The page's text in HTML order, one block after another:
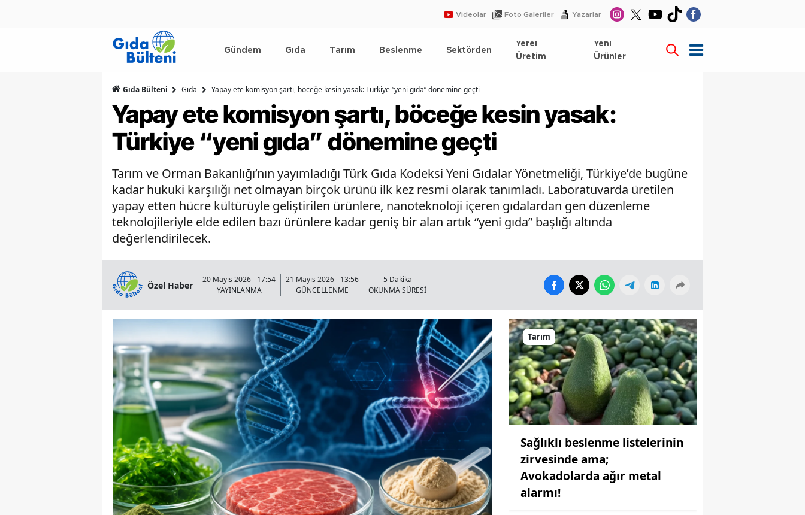
Videolar Foto Galeriler Yazarlar
Gündem Gıda Tarım Beslenme Sektörden
Yerel
Üretim
Yeni
Ürünler
Gıda Bülteni Gıda Yapay ete komisyon şartı, böceğe kesin yasak: Türkiye “yeni gıda” dönemine geçti
Yapay ete komisyon şartı, böceğe kesin yasak:
Türkiye “yeni gıda” dönemine geçti
Tarım ve Orman Bakanlığı’nın yayımladığı Türk Gıda Kodeksi Yeni Gıdalar Yönetmeliği, Türkiye’de bugüne
kadar hukuki karşılığı net olmayan birçok ürünü ilk kez resmi olarak tanımladı. Laboratuvarda üretilen
yapay etten hücre kültürüyle geliştirilen ürünlere, nanoteknoloji içeren gıdalardan gen düzenleme
teknolojileriyle elde edilen bazı ürünlere kadar geniş bir alan artık “yeni gıda” başlığı altında
değerlendirilecek.
Özel Haber
20 Mayıs 2026 - 17:54
YAYINLANMA
21 Mayıs 2026 - 13:56
GÜNCELLENME
5 Dakika
OKUNMA SÜRESİ
Tarım
Sağlıklı beslenme listelerinin
zirvesinde ama;
Avokadolarda ağır metal
alarmı!